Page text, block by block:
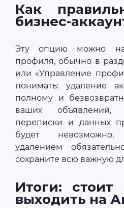
Как
бизнес-
Эту опцию можно
профиля, обычно в
или «Управление
понимать: удаление
полному и
ваших объявлений,
переписки и данных
будет
удалением
сохраните всю важную
Итоги:
выходить на